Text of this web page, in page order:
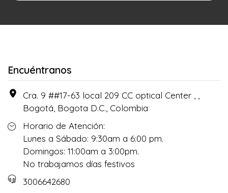
Encuéntranos
Cra. 9 ##17-63 local 209 CC optical Center , ,
Bogotá, Bogota D.C., Colombia
Horario de Atención:
Lunes a Sábado: 9:30am a 6:00 pm.
Domingos: 11:00am a 3:00pm.
No trabajamos días festivos
3006642680